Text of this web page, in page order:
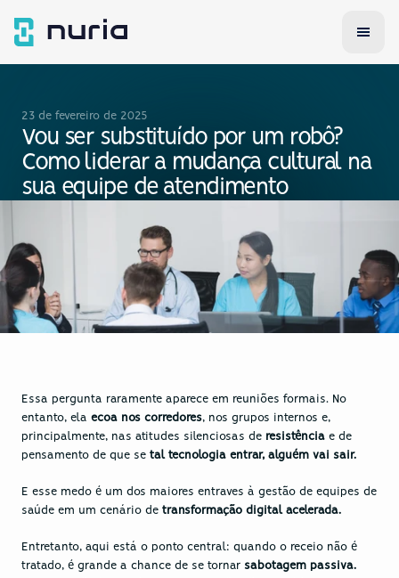
23 de fevereiro de 2025
Vou ser substituído por um robô?
Como liderar a mudança cultural na
sua equipe de atendimento
Essa pergunta raramente aparece em reuniões formais. No
entanto, ela ecoa nos corredores, nos grupos internos e,
principalmente, nas atitudes silenciosas de resistência e de
pensamento de que se tal tecnologia entrar, alguém vai sair.
E esse medo é um dos maiores entraves à gestão de equipes de
saúde em um cenário de transformação digital acelerada.
Entretanto, aqui está o ponto central: quando o receio não é
tratado, é grande a chance de se tornar sabotagem passiva.